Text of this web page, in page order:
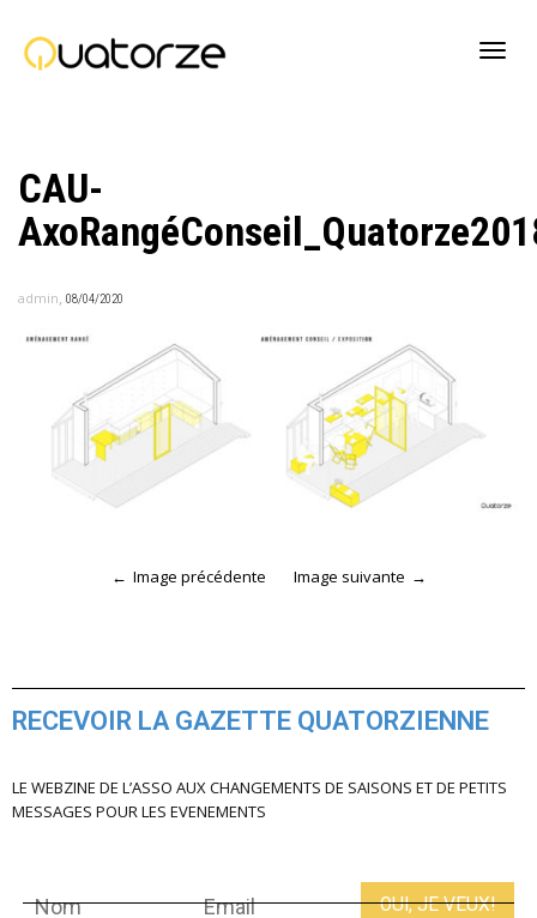
CAU-
admin, 08/04/2020
Image précédente Image suivante
RECEVOIR LA GAZETTE QUATORZIENNE
LE WEBZINE DE L’ASSO AUX CHANGEMENTS DE SAISONS ET DE PETITS
MESSAGES POUR LES EVENEMENTS